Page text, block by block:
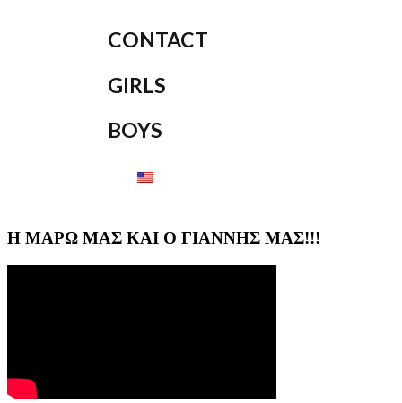
CONTACT
GIRLS
BOYS
Η ΜΑΡΩ ΜΑΣ ΚΑΙ Ο ΓΙΑΝΝΗΣ ΜΑΣ!!!